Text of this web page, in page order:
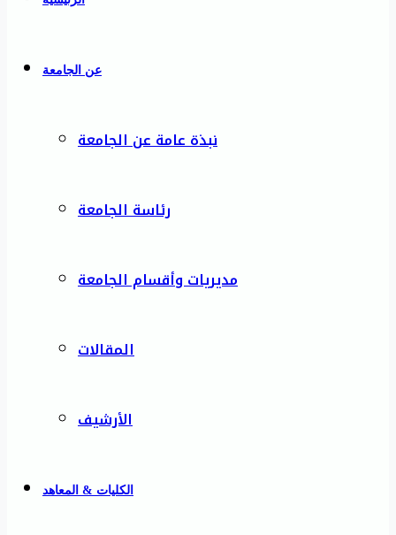
عن الجامعة
نبذة عامة عن الجامعة
رئاسة الجامعة
مديريات وأقسام الجامعة
المقالات
الأرشيف
الكليات & المعاهد